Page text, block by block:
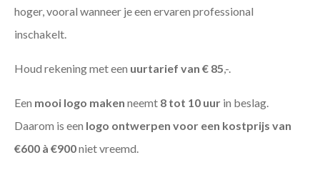
hoger, vooral wanneer je een ervaren professional
inschakelt.
Houd rekening met een uurtarief van € 85,-.
Een mooi logo maken neemt 8 tot 10 uur in beslag.
Daarom is een logo ontwerpen voor een kostprijs van
€600 à €900niet vreemd.